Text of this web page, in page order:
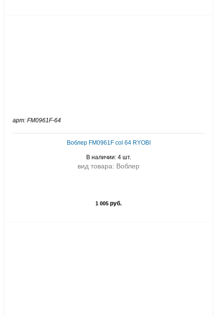
арт: FM0961F-64
Воблер FM0961F col 64 RYOBI
В наличии: 4 шт.
вид товара: Воблер
1 005 руб.